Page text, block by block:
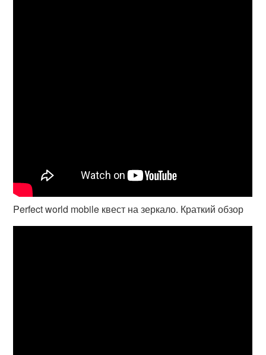
Perfect world mobile квест на зеркало. Краткий обзор